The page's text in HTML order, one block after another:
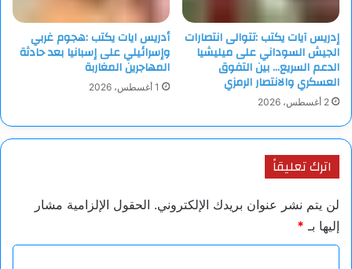
إدريس آيات يكتب :تتوالى انتصارات
الجيش السوداني على ميليشيا
الدعم السريع… بين التفوق
العسكري والانتصار الرمزي
2 أغسطس، 2026
أدريس ايات يكتب :هجوم غربي
وإسرائيلي على إسبانيا بعد حادثة
المهاجرين المغاربة
1 أغسطس، 2026
اترك تعليقاً
لن يتم نشر عنوان بريدك الإلكتروني. الحقول الإلزامية مشار
إليها بـ *